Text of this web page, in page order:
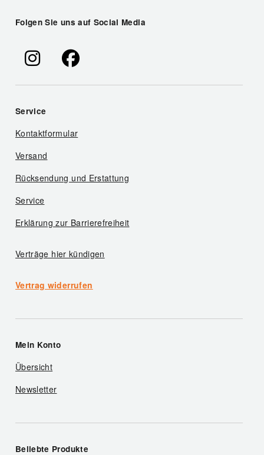
Folgen Sie uns auf Social Media
Service
Kontaktformular
Versand
Rücksendung und Erstattung
Service
Erklärung zur Barrierefreiheit
Verträge hier kündigen
Vertrag widerrufen
Mein Konto
Übersicht
Newsletter
Beliebte Produkte